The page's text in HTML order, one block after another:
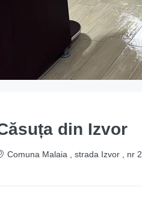
din Izvor
Comuna Malaia , strada Izvor , nr 2